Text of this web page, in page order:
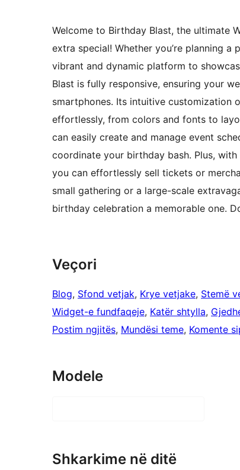
Welcome to Birthday Blast, the ultimate
extra special! Whether you’re planning
vibrant and dynamic platform to
Blast is fully responsive, ensuring your
smartphones. Its intuitive customization
effortlessly, from colors and fonts to
can easily create and manage event
coordinate your birthday bash. Plus,
you can effortlessly sell tickets or
small gathering or a large-scale
birthday celebration a memorable one.
Veçori
Blog, Sfond vetjak, Krye vetjake, Stemë
Widget-e fundfaqeje, Katër shtylla,
Postim ngjitës, Mundësi teme, Komente
Modele
Shkarkime në ditë